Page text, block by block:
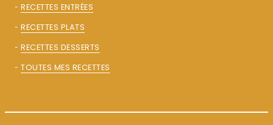
- RECETTES ENTRÉES
- RECETTES PLATS
- RECETTES DESSERTS
- TOUTES MES RECETTES